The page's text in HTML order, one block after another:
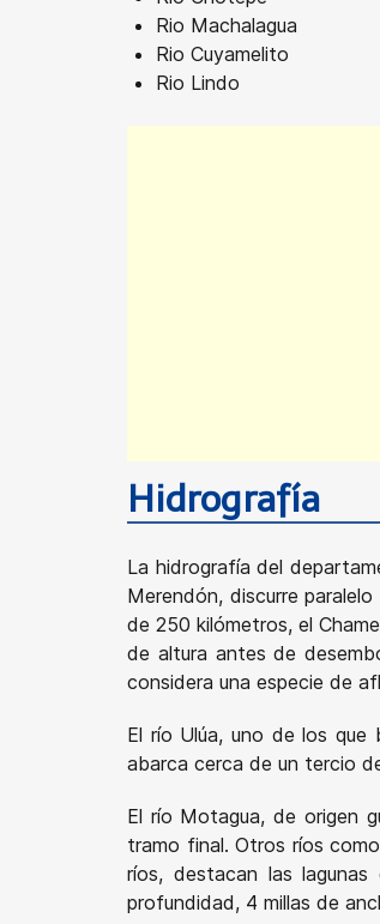
Rio Machalagua
Rio Cuyamelito
Rio Lindo
Hidrografía
La hidrografía del
Merendón, discurre
de 250 kilómetros, el
de altura antes de
considera una especie de
El río Ulúa, uno de los
abarca cerca de un tercio
El río Motagua, de origen
tramo final. Otros ríos
ríos, destacan las
profundidad, 4 millas de